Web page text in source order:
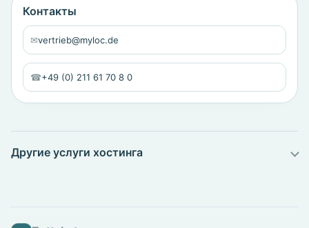
Контакты
✉vertrieb@myloc.de
☎+49 (0) 211 61 70 8 0
Другие услуги хостинга